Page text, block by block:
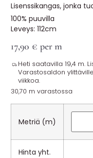
Lisenssikangas, jonka
100% puuvilla
Leveys: 112cm
17,90 € per m
Heti saatavilla 19,4 m.
Varastosaldon
viikkoa.
30,70 m varastossa
Metriä (m)
Hinta yht.